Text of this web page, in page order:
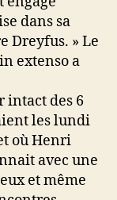
dans sa
Dreyfus. » Le
extenso a
intact des 6
les lundi
où Henri
avec une
et même